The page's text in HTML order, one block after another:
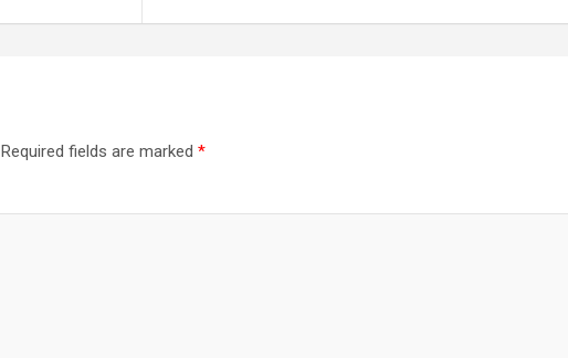
Required fields are marked *